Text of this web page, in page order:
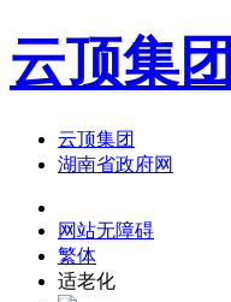
云顶集团
云顶集团
湖南省政府网
网站无障碍
繁体
适老化